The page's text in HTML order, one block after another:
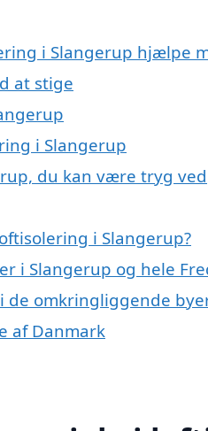
i Slangerup hjælpe
at stige
i Slangerup
du kan være tryg ved
i Slangerup?
i Slangerup og hele
omkringliggende
af Danmark